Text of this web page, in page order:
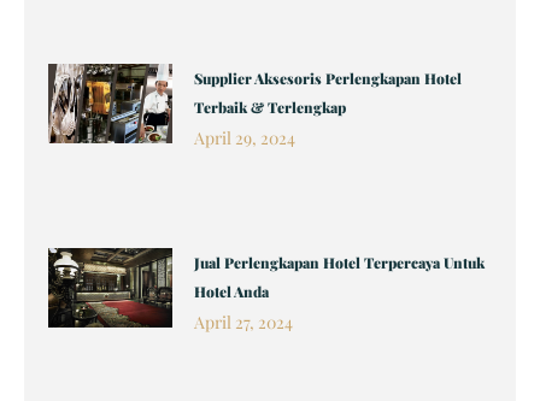
Supplier Aksesoris Perlengkapan Hotel
Terbaik & Terlengkap
April 29, 2024
Jual Perlengkapan Hotel Terpercaya Untuk
Hotel Anda
April 27, 2024